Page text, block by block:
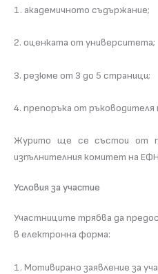
1. академичното съдържание;
2. оценката от университета;
3. резюме от 3 до 5 страници;
4. препоръка от
Журито ще се състои от
изпълнителния комитет на
Условия за участие
Участниците трябва да
в електронна форма:
1. Мотивирано заявление за